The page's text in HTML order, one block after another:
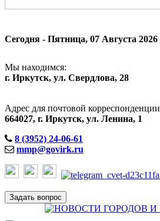
Сегодня - Пятница, 07 Августа 2026
Мы находимся:
г. Иркутск, ул. Свердлова, 28
Адрес для почтовой корреспонденции
664027, г. Иркутск, ул. Ленина, 1
8 (3952) 24-06-61
mmp@govirk.ru
Задать вопрос